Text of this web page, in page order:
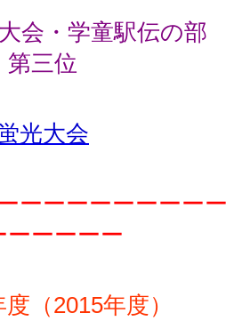
会・学童駅伝の部
第三位
光大会
ーーーーーーーーー
ーーーーー
（2015年度）